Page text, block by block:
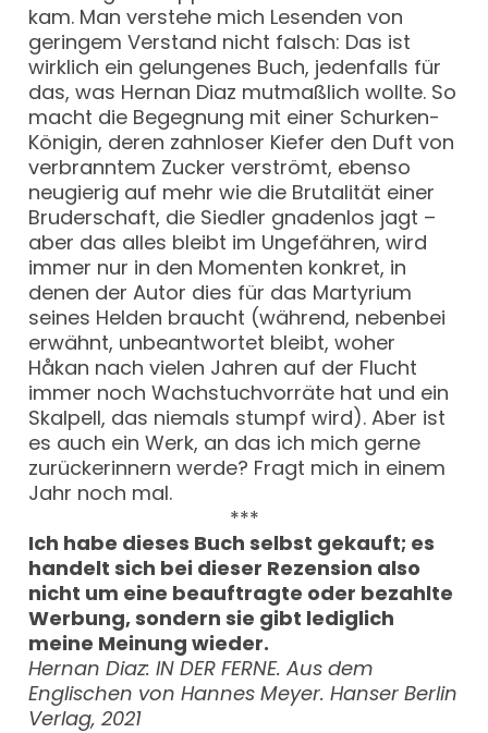
kam. Man verstehe mich Lesenden von
geringem Verstand nicht falsch: Das ist
wirklich ein gelungenes Buch, jedenfalls für
das, was Hernan Diaz mutmaßlich wollte. So
macht die Begegnung mit einer Schurken-
Königin, deren zahnloser Kiefer den Duft von
verbranntem Zucker verströmt, ebenso
neugierig auf mehr wie die Brutalität einer
Bruderschaft, die Siedler gnadenlos jagt –
aber das alles bleibt im Ungefähren, wird
immer nur in den Momenten konkret, in
denen der Autor dies für das Martyrium
seines Helden braucht (während, nebenbei
erwähnt, unbeantwortet bleibt, woher
Håkan nach vielen Jahren auf der Flucht
immer noch Wachstuchvorräte hat und ein
Skalpell, das niemals stumpf wird). Aber ist
es auch ein Werk, an das ich mich gerne
zurückerinnern werde? Fragt mich in einem
Jahr noch mal.
***
Ich habe dieses Buch selbst gekauft; es
handelt sich bei dieser Rezension also
nicht um eine beauftragte oder bezahlte
Werbung, sondern sie gibt lediglich
meine Meinung wieder.
Hernan Diaz: IN DER FERNE. Aus dem
Englischen von Hannes Meyer. Hanser Berlin
Verlag, 2021